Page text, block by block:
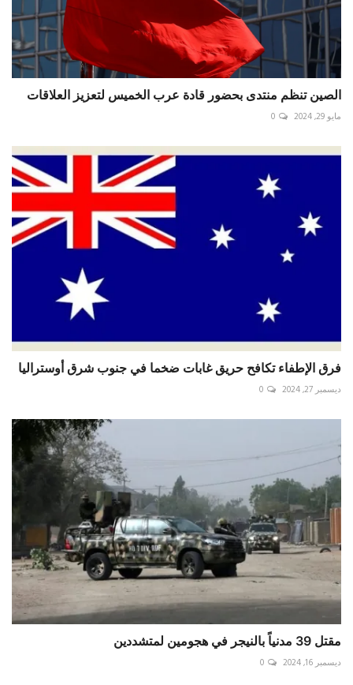
الصين تنظم منتدى بحضور قادة عرب الخميس لتعزيز العلاقات
مايو 29, 2024 0
فرق الإطفاء تكافح حريق غابات ضخما في جنوب شرق أوستراليا
ديسمبر 27, 2024 0
مقتل 39 مدنياً بالنيجر في هجومين لمتشددين
ديسمبر 16, 2024 0